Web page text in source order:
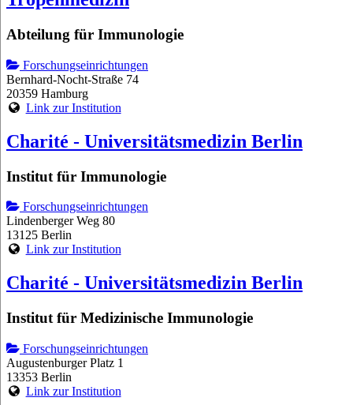
Abteilung für Immunologie
Forschungseinrichtungen
Bernhard-Nocht-Straße 74
20359 Hamburg
Link zur Institution
Charité - Universitätsmedizin Berlin
Institut für Immunologie
Forschungseinrichtungen
Lindenberger Weg 80
13125 Berlin
Link zur Institution
Charité - Universitätsmedizin Berlin
Institut für Medizinische Immunologie
Forschungseinrichtungen
Augustenburger Platz 1
13353 Berlin
Link zur Institution